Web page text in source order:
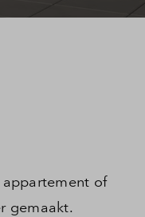
of
gemaakt.